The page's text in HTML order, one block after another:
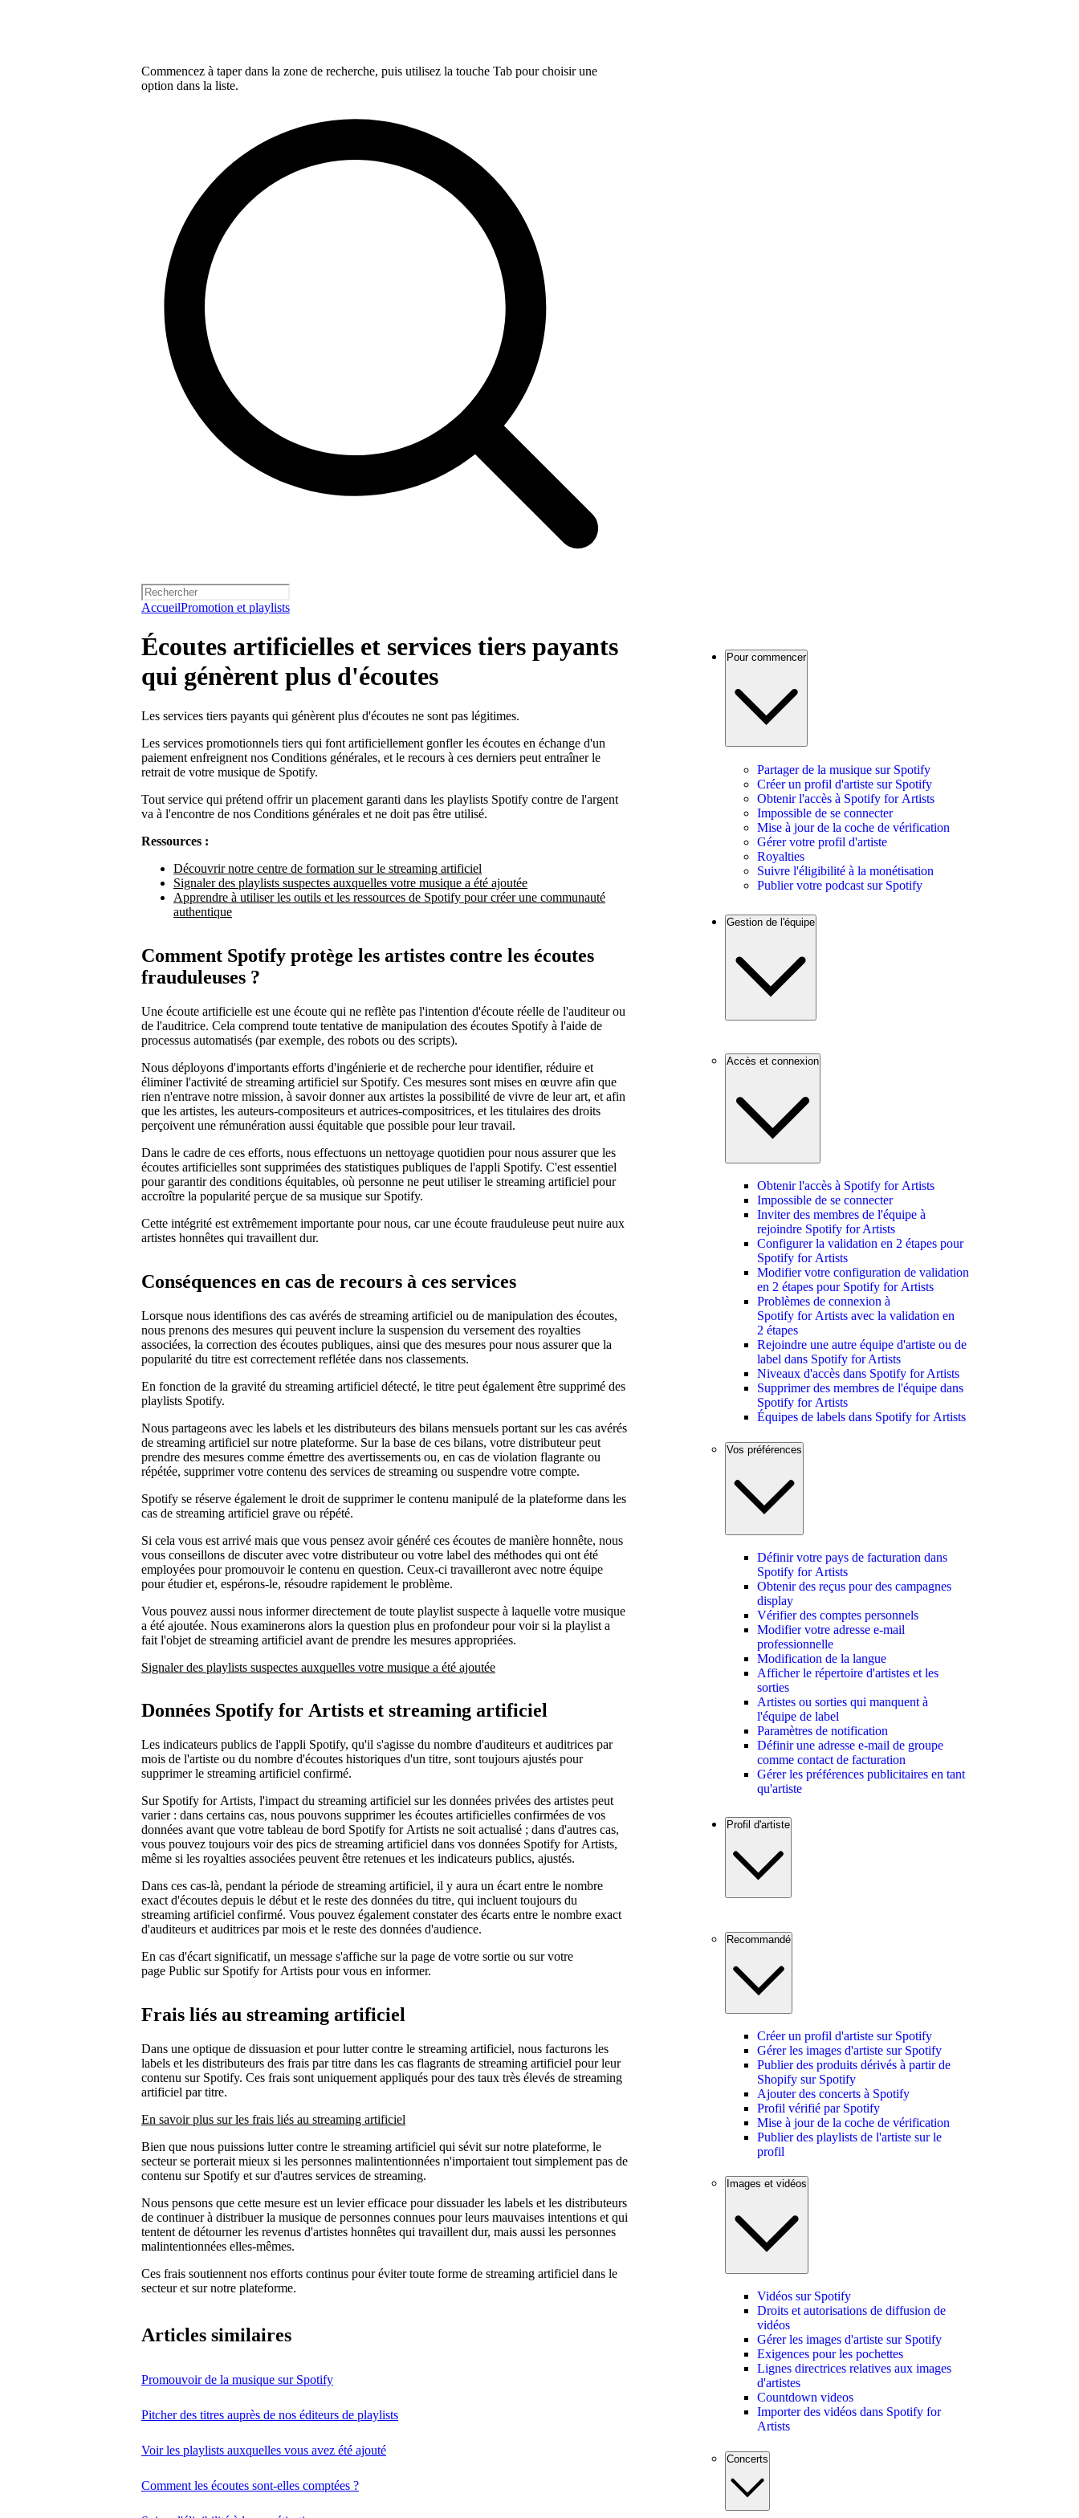
Commencez à taper dans la zone de recherche, puis utilisez la touche Tab pour choisir une
option dans la liste.
AccueilPromotion et playlists
Écoutes artificielles et services tiers payants
qui génèrent plus d'écoutes
Les services tiers payants qui génèrent plus d'écoutes ne sont pas légitimes.
Les services promotionnels tiers qui font artificiellement gonfler les écoutes en échange d'un
paiement enfreignent nos Conditions générales, et le recours à ces derniers peut entraîner le
retrait de votre musique de Spotify.
Tout service qui prétend offrir un placement garanti dans les playlists Spotify contre de l'argent
va à l'encontre de nos Conditions générales et ne doit pas être utilisé.
Ressources :
Découvrir notre centre de formation sur le streaming artificiel
Signaler des playlists suspectes auxquelles votre musique a été ajoutée
Apprendre à utiliser les outils et les ressources de Spotify pour créer une communauté
authentique
Comment Spotify protège les artistes contre les écoutes
frauduleuses ?
Une écoute artificielle est une écoute qui ne reflète pas l'intention d'écoute réelle de l'auditeur ou
de l'auditrice. Cela comprend toute tentative de manipulation des écoutes Spotify à l'aide de
processus automatisés (par exemple, des robots ou des scripts).
Nous déployons d'importants efforts d'ingénierie et de recherche pour identifier, réduire et
éliminer l'activité de streaming artificiel sur Spotify. Ces mesures sont mises en œuvre afin que
rien n'entrave notre mission, à savoir donner aux artistes la possibilité de vivre de leur art, et afin
que les artistes, les auteurs-compositeurs et autrices-compositrices, et les titulaires des droits
perçoivent une rémunération aussi équitable que possible pour leur travail.
Dans le cadre de ces efforts, nous effectuons un nettoyage quotidien pour nous assurer que les
écoutes artificielles sont supprimées des statistiques publiques de l'appli Spotify. C'est essentiel
pour garantir des conditions équitables, où personne ne peut utiliser le streaming artificiel pour
accroître la popularité perçue de sa musique sur Spotify.
Cette intégrité est extrêmement importante pour nous, car une écoute frauduleuse peut nuire aux
artistes honnêtes qui travaillent dur.
Conséquences en cas de recours à ces services
Lorsque nous identifions des cas avérés de streaming artificiel ou de manipulation des écoutes,
nous prenons des mesures qui peuvent inclure la suspension du versement des royalties
associées, la correction des écoutes publiques, ainsi que des mesures pour nous assurer que la
popularité du titre est correctement reflétée dans nos classements.
En fonction de la gravité du streaming artificiel détecté, le titre peut également être supprimé des
playlists Spotify.
Nous partageons avec les labels et les distributeurs des bilans mensuels portant sur les cas avérés
de streaming artificiel sur notre plateforme. Sur la base de ces bilans, votre distributeur peut
prendre des mesures comme émettre des avertissements ou, en cas de violation flagrante ou
répétée, supprimer votre contenu des services de streaming ou suspendre votre compte.
Spotify se réserve également le droit de supprimer le contenu manipulé de la plateforme dans les
cas de streaming artificiel grave ou répété.
Si cela vous est arrivé mais que vous pensez avoir généré ces écoutes de manière honnête, nous
vous conseillons de discuter avec votre distributeur ou votre label des méthodes qui ont été
employées pour promouvoir le contenu en question. Ceux-ci travailleront avec notre équipe
pour étudier et, espérons-le, résoudre rapidement le problème.
Vous pouvez aussi nous informer directement de toute playlist suspecte à laquelle votre musique
a été ajoutée. Nous examinerons alors la question plus en profondeur pour voir si la playlist a
fait l'objet de streaming artificiel avant de prendre les mesures appropriées.
Signaler des playlists suspectes auxquelles votre musique a été ajoutée
Données Spotify for Artists et streaming artificiel
Les indicateurs publics de l'appli Spotify, qu'il s'agisse du nombre d'auditeurs et auditrices par
mois de l'artiste ou du nombre d'écoutes historiques d'un titre, sont toujours ajustés pour
supprimer le streaming artificiel confirmé.
Sur Spotify for Artists, l'impact du streaming artificiel sur les données privées des artistes peut
varier : dans certains cas, nous pouvons supprimer les écoutes artificielles confirmées de vos
données avant que votre tableau de bord Spotify for Artists ne soit actualisé ; dans d'autres cas,
vous pouvez toujours voir des pics de streaming artificiel dans vos données Spotify for Artists,
même si les royalties associées peuvent être retenues et les indicateurs publics, ajustés.
Dans ces cas-là, pendant la période de streaming artificiel, il y aura un écart entre le nombre
exact d'écoutes depuis le début et le reste des données du titre, qui incluent toujours du
streaming artificiel confirmé. Vous pouvez également constater des écarts entre le nombre exact
d'auditeurs et auditrices par mois et le reste des données d'audience.
En cas d'écart significatif, un message s'affiche sur la page de votre sortie ou sur votre
page Public sur Spotify for Artists pour vous en informer.
Frais liés au streaming artificiel
Dans une optique de dissuasion et pour lutter contre le streaming artificiel, nous facturons les
labels et les distributeurs des frais par titre dans les cas flagrants de streaming artificiel pour leur
contenu sur Spotify. Ces frais sont uniquement appliqués pour des taux très élevés de streaming
artificiel par titre.
En savoir plus sur les frais liés au streaming artificiel
Bien que nous puissions lutter contre le streaming artificiel qui sévit sur notre plateforme, le
secteur se porterait mieux si les personnes malintentionnées n'importaient tout simplement pas de
contenu sur Spotify et sur d'autres services de streaming.
Nous pensons que cette mesure est un levier efficace pour dissuader les labels et les distributeurs
de continuer à distribuer la musique de personnes connues pour leurs mauvaises intentions et qui
tentent de détourner les revenus d'artistes honnêtes qui travaillent dur, mais aussi les personnes
malintentionnées elles-mêmes.
Ces frais soutiennent nos efforts continus pour éviter toute forme de streaming artificiel dans le
secteur et sur notre plateforme.
Articles similaires
Promouvoir de la musique sur Spotify
Pitcher des titres auprès de nos éditeurs de playlists
Voir les playlists auxquelles vous avez été ajouté
Comment les écoutes sont-elles comptées ?
Pour commencer
Partager de la musique sur Spotify
Créer un profil d'artiste sur Spotify
Obtenir l'accès à Spotify for Artists
Impossible de se connecter
Mise à jour de la coche de vérification
Gérer votre profil d'artiste
Royalties
Suivre l'éligibilité à la monétisation
Publier votre podcast sur Spotify
Gestion de l'équipe
Accès et connexion
Obtenir l'accès à Spotify for Artists
Impossible de se connecter
Inviter des membres de l'équipe à
rejoindre Spotify for Artists
Configurer la validation en 2 étapes pour
Spotify for Artists
Modifier votre configuration de validation
en 2 étapes pour Spotify for Artists
Problèmes de connexion à
Spotify for Artists avec la validation en
2 étapes
Rejoindre une autre équipe d'artiste ou de
label dans Spotify for Artists
Niveaux d'accès dans Spotify for Artists
Supprimer des membres de l'équipe dans
Spotify for Artists
Équipes de labels dans Spotify for Artists
Vos préférences
Définir votre pays de facturation dans
Spotify for Artists
Obtenir des reçus pour des campagnes
display
Vérifier des comptes personnels
Modifier votre adresse e-mail
professionnelle
Modification de la langue
Afficher le répertoire d'artistes et les
sorties
Artistes ou sorties qui manquent à
l'équipe de label
Paramètres de notification
Définir une adresse e-mail de groupe
comme contact de facturation
Gérer les préférences publicitaires en tant
qu'artiste
Profil d'artiste
Recommandé
Créer un profil d'artiste sur Spotify
Gérer les images d'artiste sur Spotify
Publier des produits dérivés à partir de
Shopify sur Spotify
Ajouter des concerts à Spotify
Profil vérifié par Spotify
Mise à jour de la coche de vérification
Publier des playlists de l'artiste sur le
profil
Images et vidéos
Vidéos sur Spotify
Droits et autorisations de diffusion de
vidéos
Gérer les images d'artiste sur Spotify
Exigences pour les pochettes
Lignes directrices relatives aux images
d'artistes
Countdown videos
Importer des vidéos dans Spotify for
Artists
Concerts